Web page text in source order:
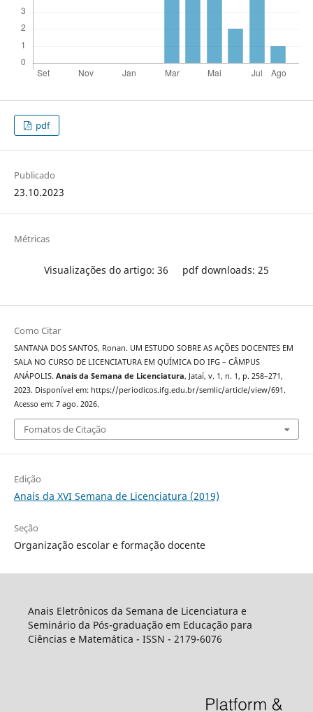
pdf
Publicado
23.10.2023
Métricas
Visualizações do artigo: 36 pdf downloads: 25
Como Citar
SANTANA DOS SANTOS, Ronan. UM ESTUDO SOBRE AS AÇÕES DOCENTES EM
SALA NO CURSO DE LICENCIATURA EM QUÍMICA DO IFG – CÂMPUS
ANÁPOLIS. Anais da Semana de Licenciatura, Jataí, v. 1, n. 1, p. 258–271,
2023. Disponível em: https://periodicos.ifg.edu.br/semlic/article/view/691.
Acesso em: 7 ago. 2026.
Fomatos de Citação
Edição
Anais da XVI Semana de Licenciatura (2019)
Seção
Organização escolar e formação docente
Anais Eletrônicos da Semana de Licenciatura e
Seminário da Pós-graduação em Educação para
Ciências e Matemática - ISSN - 2179-6076